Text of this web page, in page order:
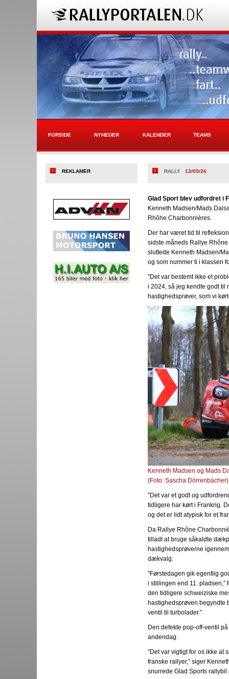
FORSIDE NYHEDER KALENDER TEAMS
RALLY 13/05/26
Glad Sport blev udfordret i
Kenneth Madsen/Mads
Rhôhe Charbonnières.
Der har været tid til
sidste måneds Rallye
sluttede Kenneth Madsen/
og som nummer ti i klassen
”Det var bestemt ikke et
i 2024, så jeg kendte godt til
hastighedsprøver, som vi
Kenneth Madsen og Mads
(Foto: Sascha Dörrenbächer)
”Det var et godt og
tidligere har kørt i Frankrig.
og det er lidt atypisk for et
Da Rallye Rhône
tilladt at bruge såkaldte
hastighedsprøverne
dækvalg.
”Førstedagen gik egentlig
i stillingen end 11. pladsen,”
den tidligere schweiziske
hastighedsprøven begyndte
ventil til turbolader.”
Den defekte pop-off-ventil
andendag.
”Det var vigtigt for os ikke at
franske rallyer,” siger
snurrede Glad Sports rallybil
REKLAMER